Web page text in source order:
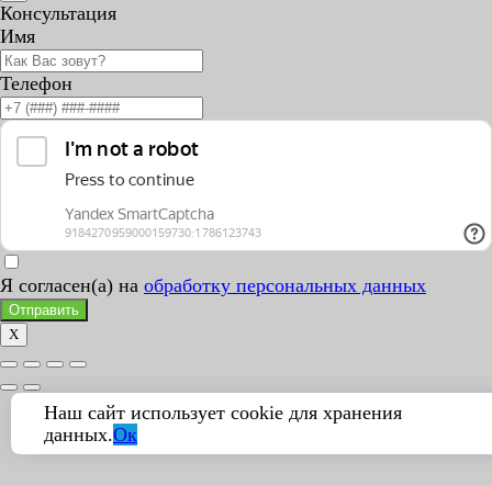
Консультация
Имя
Телефон
Я согласен(а) на обработку персональных данных
Отправить
X
Наш сайт использует cookie для хранения
данных.Ок